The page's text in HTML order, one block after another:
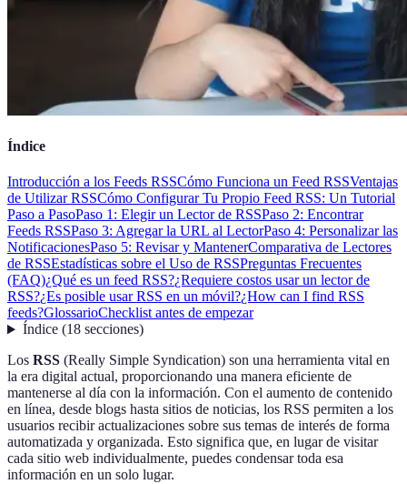
Índice
Introducción a los Feeds RSSCómo Funciona un Feed RSSVentajas
de Utilizar RSSCómo Configurar Tu Propio Feed RSS: Un Tutorial
Paso a PasoPaso 1: Elegir un Lector de RSSPaso 2: Encontrar
Feeds RSSPaso 3: Agregar la URL al LectorPaso 4: Personalizar las
NotificacionesPaso 5: Revisar y MantenerComparativa de Lectores
de RSSEstadísticas sobre el Uso de RSSPreguntas Frecuentes
(FAQ)¿Qué es un feed RSS?¿Requiere costos usar un lector de
RSS?¿Es posible usar RSS en un móvil?¿How can I find RSS
feeds?GlossarioChecklist antes de empezar
Índice(18 secciones)
Los RSS (Really Simple Syndication) son una herramienta vital en
la era digital actual, proporcionando una manera eficiente de
mantenerse al día con la información. Con el aumento de contenido
en línea, desde blogs hasta sitios de noticias, los RSS permiten a los
usuarios recibir actualizaciones sobre sus temas de interés de forma
automatizada y organizada. Esto significa que, en lugar de visitar
cada sitio web individualmente, puedes condensar toda esa
información en un solo lugar.